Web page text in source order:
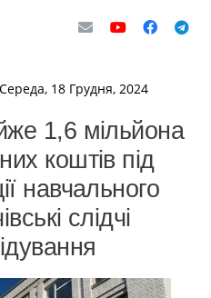
18 Грудня, 2024
1,6 мільйона
коштів під
навчального
слідчі